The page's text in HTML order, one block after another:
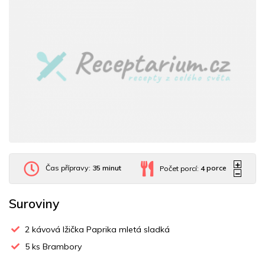
Čas přípravy: 35 minut Počet porcí:4 porce
Suroviny
2 kávová lžička Paprika mletá sladká
5 ks Brambory